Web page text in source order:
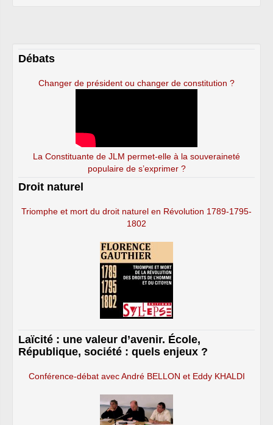
Débats
Changer de président ou changer de constitution ?
La Constituante de JLM permet-elle à la souveraineté
populaire de s’exprimer ?
Droit naturel
Triomphe et mort du droit naturel en Révolution 1789-1795-
1802
Laïcité : une valeur d’avenir. École,
République, société : quels enjeux ?
Conférence-débat avec André BELLON et Eddy KHALDI